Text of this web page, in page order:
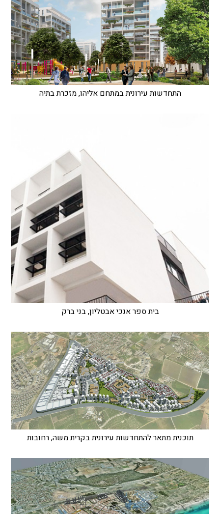
התחדשות עירונית במתחם אליהו, מזכרת בתיה
בית ספר אנכי אבטליון, בני ברק
תוכנית מתאר להתחדשות עירונית בקרית משה, רחובות